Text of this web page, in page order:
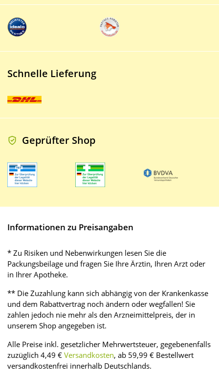
Schnelle Lieferung
Geprüfter Shop
Informationen zu Preisangaben
* Zu Risiken und Nebenwirkungen lesen Sie die
Packungsbeilage und fragen Sie Ihre Ärztin, Ihren Arzt oder
in Ihrer Apotheke.
** Die Zuzahlung kann sich abhängig von der Krankenkasse
und dem Rabattvertrag noch ändern oder wegfallen! Sie
zahlen jedoch nie mehr als den Arzneimittelpreis, der in
unserem Shop angegeben ist.
Alle Preise inkl. gesetzlicher Mehrwertsteuer, gegebenenfalls
zuzüglich 4,49 € Versandkosten, ab 59,99 € Bestellwert
versandkostenfrei innerhalb Deutschlands.